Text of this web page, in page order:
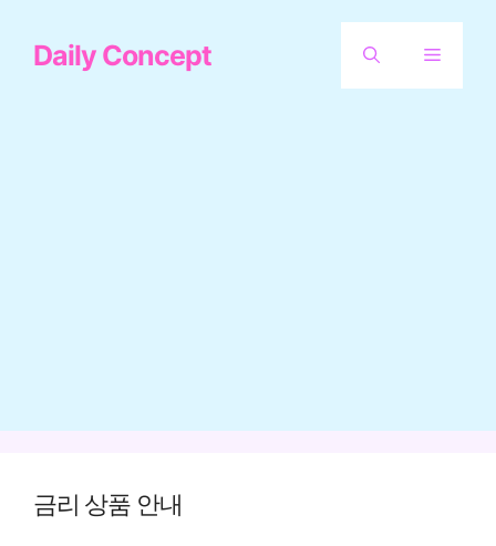
Daily Concept 메
금리 상품 안내